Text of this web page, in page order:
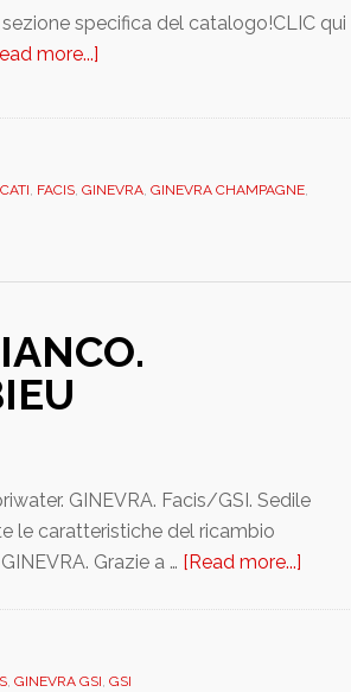
specifica del catalogo!CLIC qui
more...]
GINEVRA.
, FACIS, GINEVRA, GINEVRA CHAMPAGNE,
GINEVRA. Facis/GSI. Sedile
le caratteristiche del ricambio
Grazie a … [Read more...]
, GINEVRA GSI, GSI